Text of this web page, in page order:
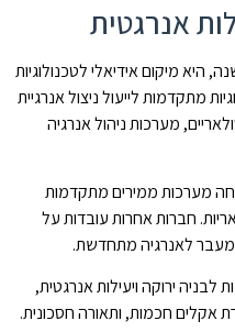
אנרגטית
ימי שמש בשנה, היא מיקום אידיאלי לטכנולוגיות
מתקדמות לייעול ניצול אנרגיית
מערכות ניהול אנרגיה
מערכות ממירים מתקדמות
חברות אחרות עובדות על
במעבר לאנרגיה מתחדשת.
ירוקה ויעילות אנרגטית,
אקלים חכמות, ותאורה חסכונית.